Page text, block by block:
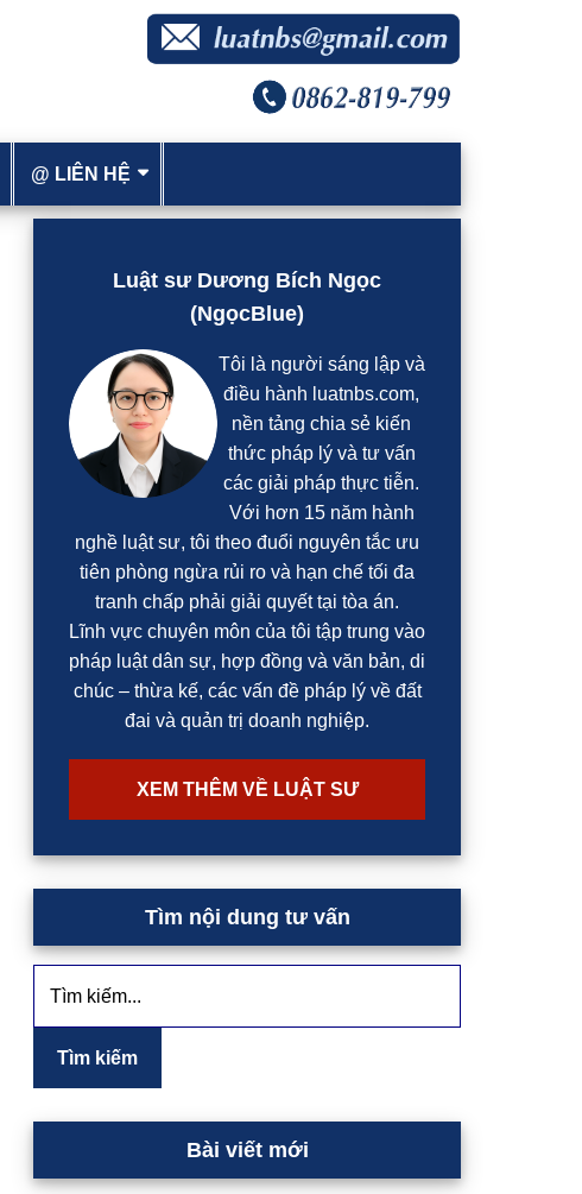
@ LIÊN HỆ
Luật sư Dương Bích Ngọc
(NgọcBlue)
Tôi là người sáng lập và
điều hành luatnbs.com,
nền tảng chia sẻ kiến
thức pháp lý và tư vấn
các giải pháp thực tiễn.
Với hơn 15 năm hành
nghề luật sư, tôi theo đuổi nguyên tắc ưu
tiên phòng ngừa rủi ro và hạn chế tối đa
tranh chấp phải giải quyết tại tòa án.
Lĩnh vực chuyên môn của tôi tập trung vào
pháp luật dân sự, hợp đồng và văn bản, di
chúc – thừa kế, các vấn đề pháp lý về đất
đai và quản trị doanh nghiệp.
XEM THÊM VỀ LUẬT SƯ
Tìm nội dung tư vấn
kiếm...
Bài viết mới